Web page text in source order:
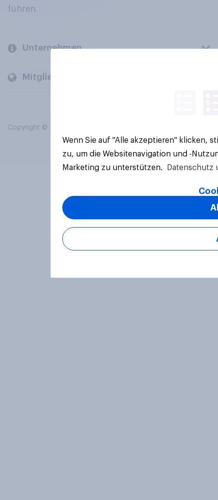
führen.
Unternehmen
Mitglieder und Kunden
Copyright © 2026 YouGov PLC. Alle Rechte vorbehalten.
Wenn Sie auf "Alle akzeptieren" klicken,
zu, um die Websitenavigation und -
Marketing zu unterstützen.
Datenschutz